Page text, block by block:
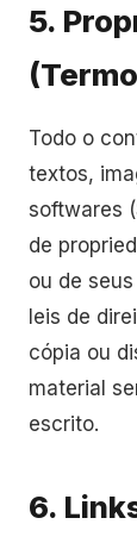
5.
Todo o
textos,
softwares
de
ou de
leis de
cópia ou
material
escrito.
6.